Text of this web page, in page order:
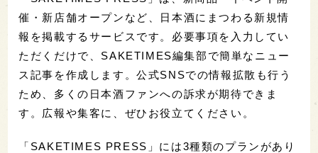
催・新店舗オープンなど、日本酒にまつわる新規情
報を掲載するサービスです。必要事項を入力してい
ただくだけで、SAKETIMES編集部で簡単なニュー
ス記事を作成します。公式SNSでの情報拡散も行う
ため、多くの日本酒ファンへの訴求が期待できま
す。広報や集客に、ぜひお役立てください。
「SAKETIMES PRESS」には3種類のプランがあり